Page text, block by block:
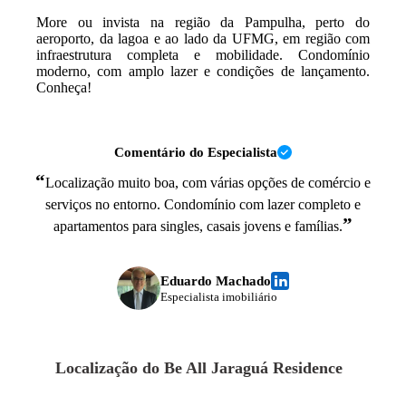
More ou invista na região da Pampulha, perto do
aeroporto, da lagoa e ao lado da UFMG, em região com
infraestrutura completa e mobilidade. Condomínio
moderno, com amplo lazer e condições de lançamento.
Conheça!
Comentário do Especialista
“Localização muito boa, com várias opções de comércio e
serviços no entorno. Condomínio com lazer completo e
apartamentos para singles, casais jovens e famílias.”
Eduardo Machado
Especialista imobiliário
Localização do Be All Jaraguá Residence